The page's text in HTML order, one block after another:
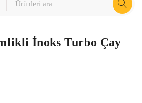
İnoks Turbo Çay